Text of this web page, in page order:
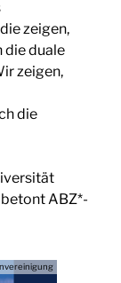
zeigen,
die duale
zeigen,
die
ABZ*-